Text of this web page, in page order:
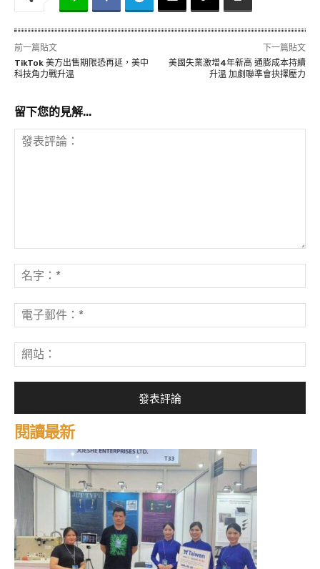
前一篇貼文
TikTok 美方出售期限恐再延，美中
科技角力戰升溫
下一篇貼文
美國失業激增4年新高 通膨成本持續
升溫 加劇聯準會抉擇壓力
留下您的見解...
表
評
論：
字
*
子
郵
*站
閱讀最新